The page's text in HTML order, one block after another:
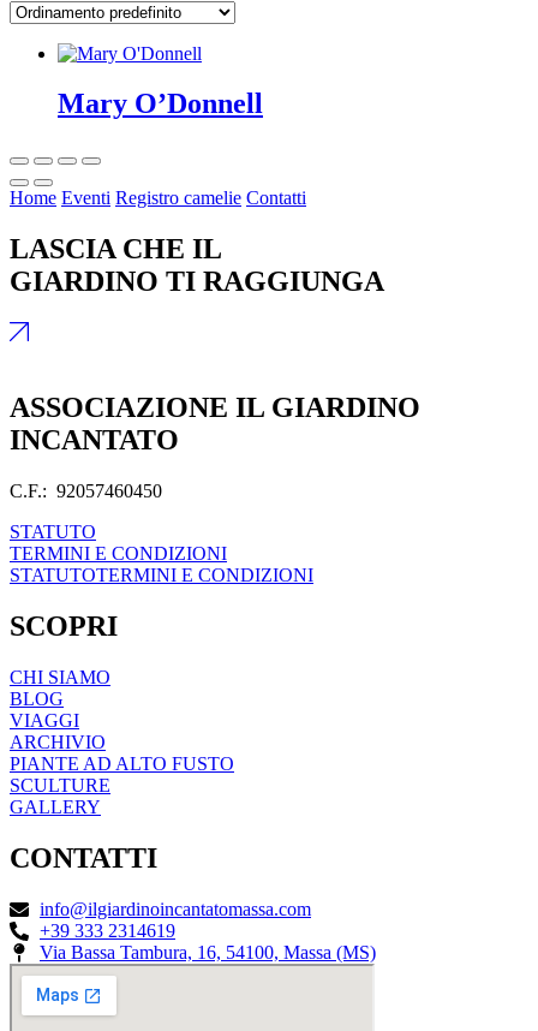
Mary O’Donnell
Home Eventi Registro camelie Contatti
LASCIA CHE IL
GIARDINO TI RAGGIUNGA
ASSOCIAZIONE IL GIARDINO
INCANTATO
C.F.: 92057460450
STATUTO
TERMINI E CONDIZIONI
STATUTOTERMINI E CONDIZIONI
SCOPRI
CHI SIAMO
BLOG
VIAGGI
ARCHIVIO
PIANTE AD ALTO FUSTO
SCULTURE
GALLERY
CONTATTI
info@ilgiardinoincantatomassa.com
+39 333 2314619
Via Bassa Tambura, 16, 54100, Massa (MS)